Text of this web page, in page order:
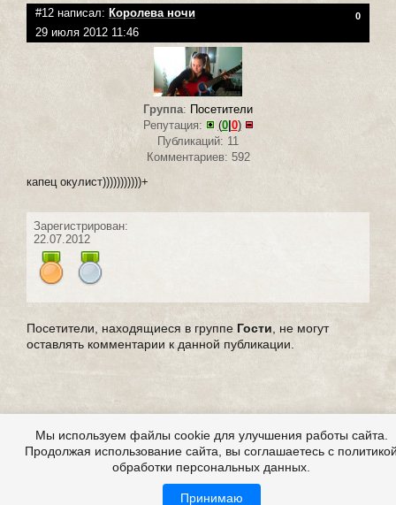
#12 написал: Королева ночи 0
29 июля 2012 11:46
Группа: Посетители
Репутация:
(0| 0)
Публикаций: 11
Комментариев: 592
капец окулист)))))))))))+
Зарегистрирован:
22.07.2012
Посетители, находящиеся в группе Гости , не могут
оставлять комментарии к данной публикации.
Мы используем файлы cookie для улучшения работы сайта.
Продолжая использование сайта, вы соглашаетесь с
обработки персональных данных.
Принимаю